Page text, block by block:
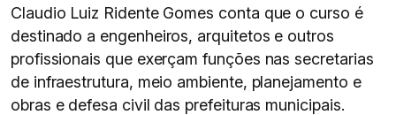
Claudio Luiz Ridente Gomes conta que o curso é
destinado a engenheiros, arquitetos e outros
profissionais que exerçam funções nas secretarias
de infraestrutura, meio ambiente, planejamento e
obras e defesa civil das prefeituras municipais.